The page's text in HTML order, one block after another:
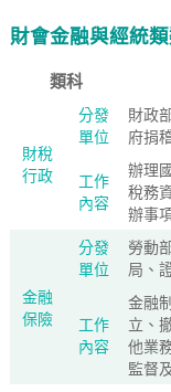
財會金融與經統
類科
財稅
行政
分發
單位
財政
府捐
工作
內容
辦理
稅務
辦事
金融
保險
分發
單位
勞動
局、
工作
內容
金融
立、
他業
監督